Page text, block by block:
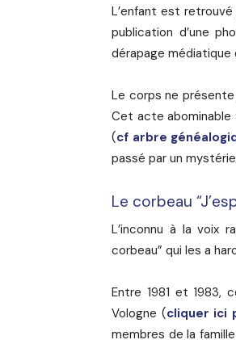
L’enfant est
publication d’une
dérapage médiatique
Le corps ne présente
Cet acte abominable
(cf arbre
passé par un
Le corbeau
L’inconnu à la voix
corbeau” qui les a
Entre 1981 et 1983,
Vologne (cliquer ici
membres de la